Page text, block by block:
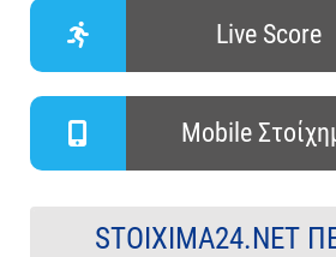
Live Score
Mobile
STOIXIMA24.NET